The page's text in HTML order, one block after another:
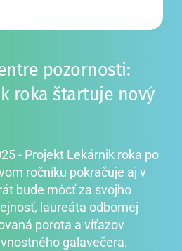
pozornosti:
roka štartuje nový
- Projekt Lekárnik roka po
ročníku pokračuje aj v
bude môcť za svojho
laureáta odbornej
porota a víťazov
galavečera.